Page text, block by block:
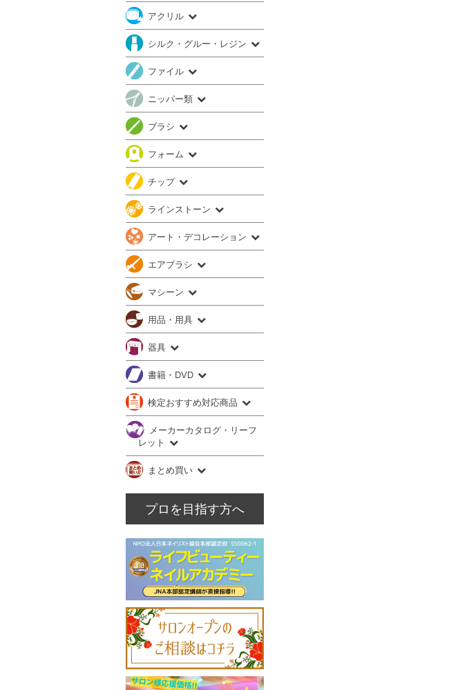
アクリル
シルク・グルー・レジン
ファイル
ニッパー類
ブラシ
フォーム
チップ
ラインストーン
アート・デコレーション
エアブラシ
マシーン
用品・用具
器具
書籍・DVD
検定おすすめ対応商品
メーカーカタログ・リーフ
レット
まとめ買い
プロを目指す方へ